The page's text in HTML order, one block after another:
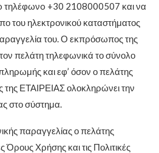
τηλέφωνo +30 2108000507 και να
του ηλεκτρονικού καταστήματος
του. Ο εκπρόσωπος της
πελάτη τηλεφωνικά το σύνολο
και εφ’ όσον ο πελάτης
ΕΤΑΙΡΕΙΑΣ ολοκληρώνει την
στο σύστημα.
παραγγελίας ο πελάτης
Όρους Χρήσης και τις Πολιτικές